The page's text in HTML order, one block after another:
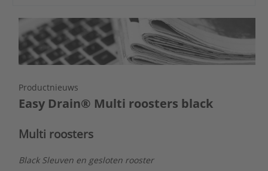
Productnieuws
Easy Drain® Multi roosters black
Multi roosters
Black Sleuven en gesloten rooster